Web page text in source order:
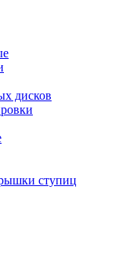
дисков
ступиц